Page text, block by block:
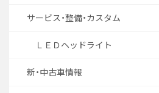
サービス・整備・カスタム
ＬＥＤヘッドライト
新・中古車情報